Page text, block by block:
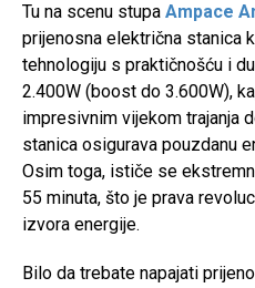
Tu na scenu stupa Ampace
prijenosna električna stanica
tehnologiju s praktičnošću i
2.400W (boost do 3.600W),
impresivnim vijekom trajanja
stanica osigurava pouzdanu
Osim toga, ističe se
55 minuta, što je prava
izvora energije.
Bilo da trebate napajati